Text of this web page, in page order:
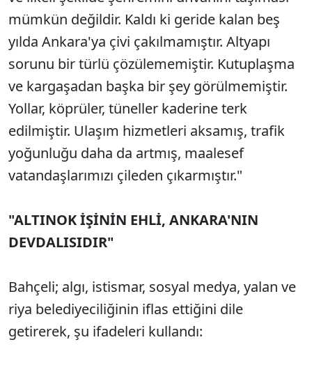
mümkün değildir. Kaldı ki geride kalan beş
yılda Ankara'ya çivi çakılmamıştır. Altyapı
sorunu bir türlü çözülememiştir. Kutuplaşma
ve kargaşadan başka bir şey görülmemiştir.
Yollar, köprüler, tüneller kaderine terk
edilmiştir. Ulaşım hizmetleri aksamış, trafik
yoğunluğu daha da artmış, maalesef
vatandaşlarımızı çileden çıkarmıştır."
"ALTINOK İŞİNİN EHLİ, ANKARA'NIN
DEVDALISIDIR"
Bahçeli; algı, istismar, sosyal medya, yalan ve
riya belediyeciliğinin iflas ettiğini dile
getirerek, şu ifadeleri kullandı: